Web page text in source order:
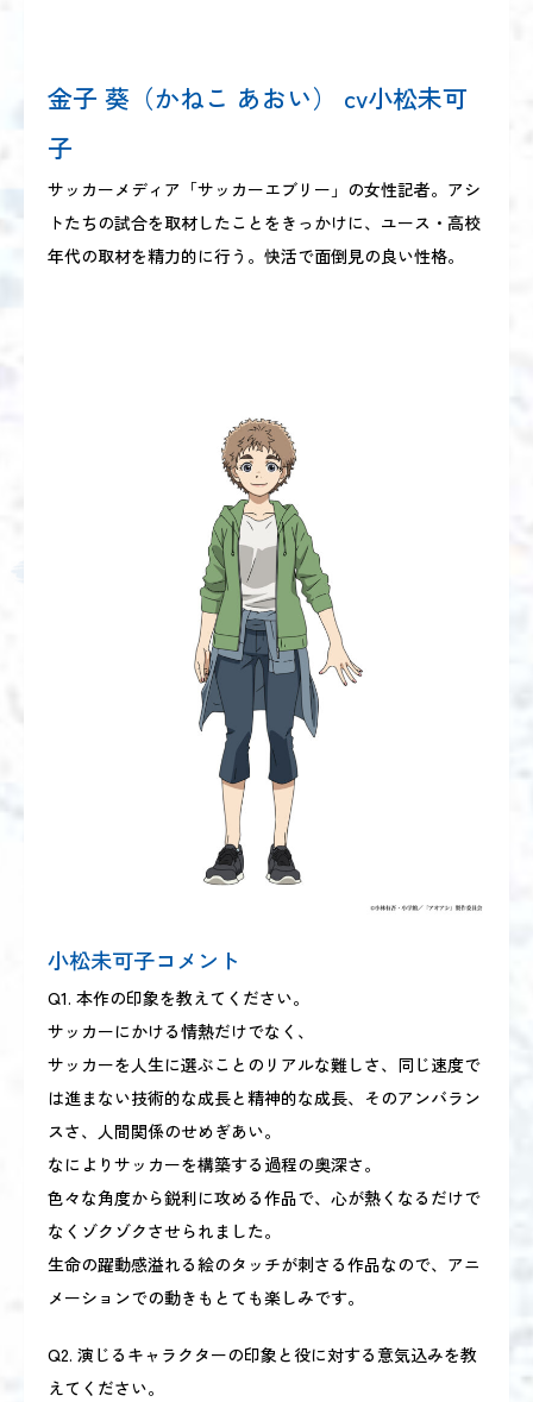
金子 葵（かねこ あおい） cv小松未可
子
サッカーメディア「サッカーエブリー」の女性記者。アシ
トたちの試合を取材したことをきっかけに、ユース・高校
年代の取材を精力的に行う。快活で面倒見の良い性格。
小松未可子コメント
Q1. 本作の印象を教えてください。
サッカーにかける情熱だけでなく、
サッカーを人生に選ぶことのリアルな難しさ、同じ速度で
は進まない技術的な成長と精神的な成長、そのアンバラン
スさ、人間関係のせめぎあい。
なによりサッカーを構築する過程の奥深さ。
色々な角度から鋭利に攻める作品で、心が熱くなるだけで
なくゾクゾクさせられました。
生命の躍動感溢れる絵のタッチが刺さる作品なので、アニ
メーションでの動きもとても楽しみです。
Q2. 演じるキャラクターの印象と役に対する意気込みを教
えてください。